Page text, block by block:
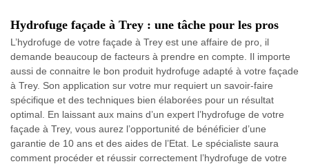
Hydrofuge façade à Trey : une tâche pour les pros
L’hydrofuge de votre façade à Trey est une affaire de pro, il
demande beaucoup de facteurs à prendre en compte. Il importe
aussi de connaitre le bon produit hydrofuge adapté à votre façade
à Trey. Son application sur votre mur requiert un savoir-faire
spécifique et des techniques bien élaborées pour un résultat
optimal. En laissant aux mains d’un expert l’hydrofuge de votre
façade à Trey, vous aurez l’opportunité de bénéficier d’une
garantie de 10 ans et des aides de l’Etat. Le spécialiste saura
comment procéder et réussir correctement l’hydrofuge de votre